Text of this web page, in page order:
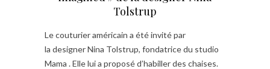
Tolstrup
Le couturier américain a été invité par
la designer Nina Tolstrup, fondatrice du studio
Mama . Elle lui a proposé d’habiller des chaises.